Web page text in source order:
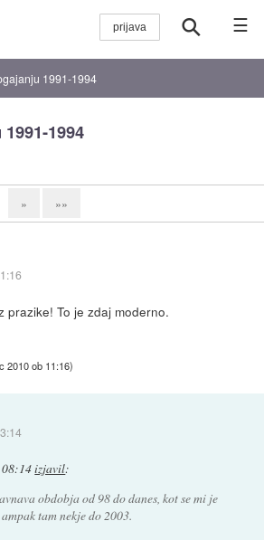
☰
1991-1994
1994
» »»
prazike! To je zdaj moderno.
2010 ob 11:16)
08:14izjavil:
obdobja od 98 do danes, kot se mi je
tam nekje do 2003.